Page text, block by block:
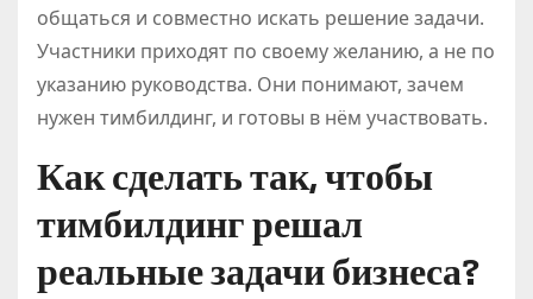
общаться и совместно искать решение задачи.
Участники приходят по своему желанию, а не по
указанию руководства. Они понимают, зачем
нужен тимбилдинг, и готовы в нём участвовать.
Как сделать так, чтобы
тимбилдинг решал
реальные задачи бизнеса?